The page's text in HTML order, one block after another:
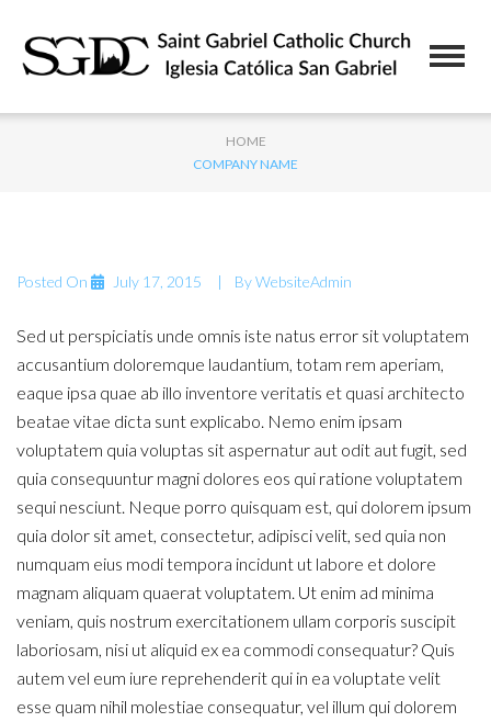
HOME
COMPANY NAME
Posted On July 17, 2015 ByWebsiteAdmin
Sed ut perspiciatis unde omnis iste natus error sit voluptatem
accusantium doloremque laudantium, totam rem aperiam,
eaque ipsa quae ab illo inventore veritatis et quasi architecto
beatae vitae dicta sunt explicabo. Nemo enim ipsam
voluptatem quia voluptas sit aspernatur aut odit aut fugit, sed
quia consequuntur magni dolores eos qui ratione voluptatem
sequi nesciunt. Neque porro quisquam est, qui dolorem ipsum
quia dolor sit amet, consectetur, adipisci velit, sed quia non
numquam eius modi tempora incidunt ut labore et dolore
magnam aliquam quaerat voluptatem. Ut enim ad minima
veniam, quis nostrum exercitationem ullam corporis suscipit
laboriosam, nisi ut aliquid ex ea commodi consequatur? Quis
autem vel eum iure reprehenderit qui in ea voluptate velit
esse quam nihil molestiae consequatur, vel illum qui dolorem